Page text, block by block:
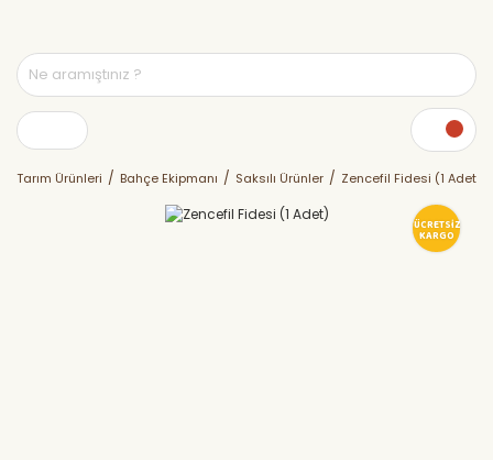
Tarım Ürünleri Bahçe Ekipmanı Saksılı Ürünler Zencefil Fidesi (1 Adet)
ÜCRETSİZ
KARGO